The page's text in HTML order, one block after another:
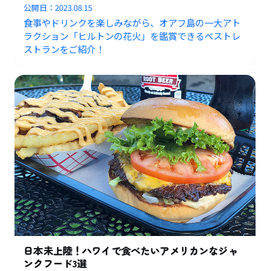
公開日：2023.08.15
食事やドリンクを楽しみながら、オアフ島の一大アト
ラクション「ヒルトンの花火」を鑑賞できるベストレ
ストランをご紹介！
日本未上陸！ハワイで食べたいアメリカンなジャ
ンクフード3選